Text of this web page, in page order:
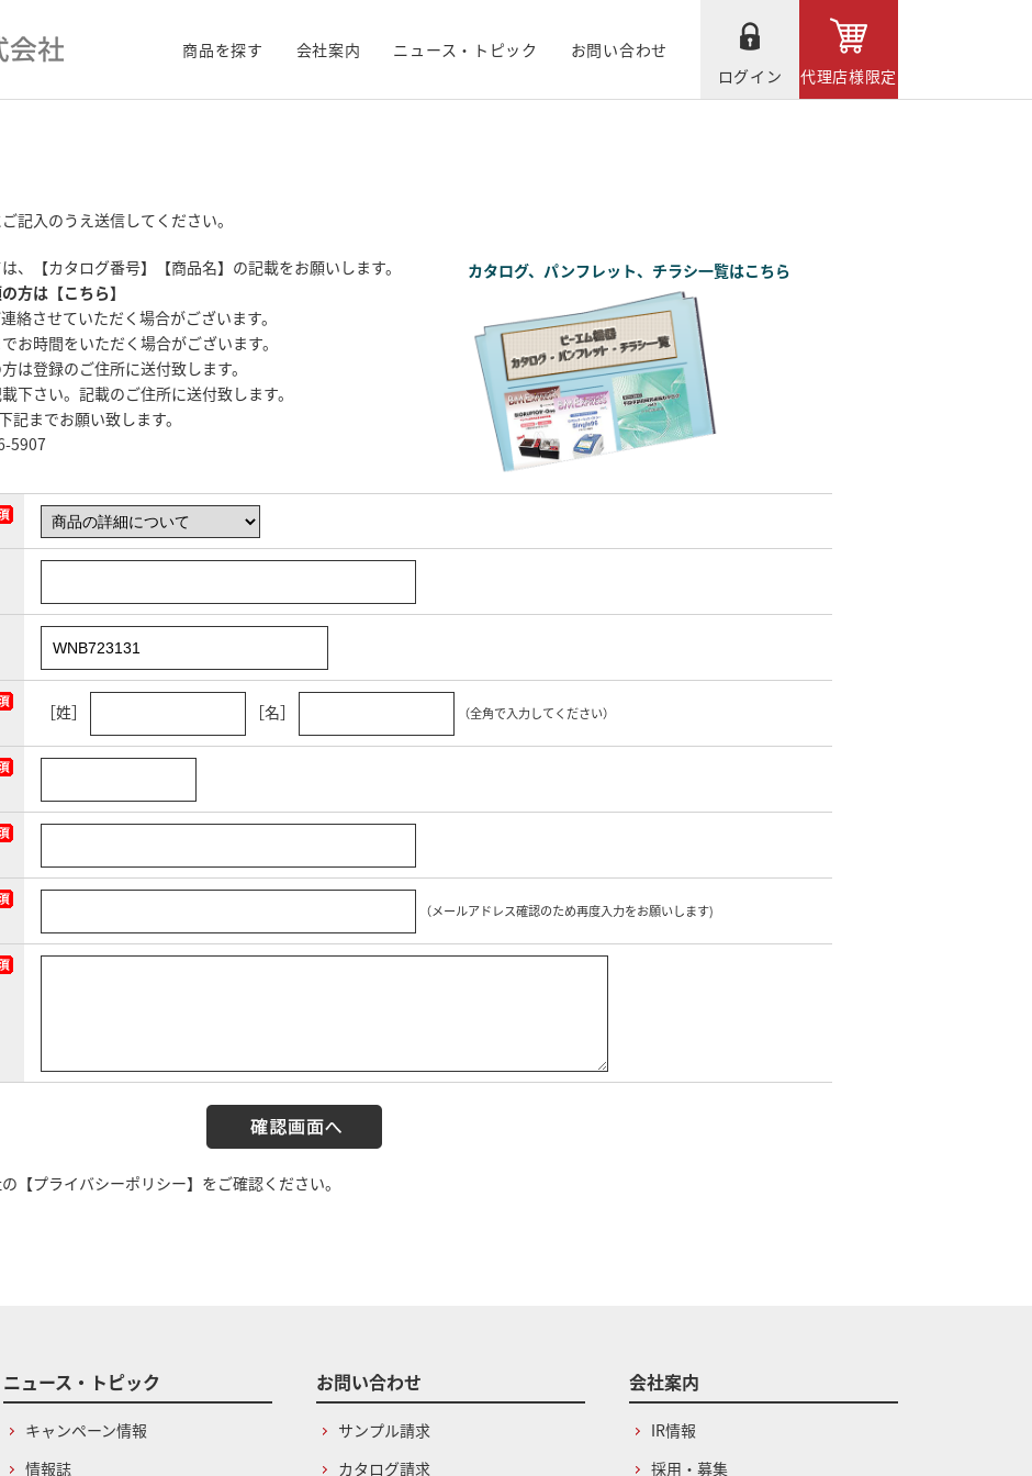
商品を探す 会社案内 ニュース・トピック
お問い合わせ
ログイン
代理店様限定
記入のうえ送信してください。
、【カタログ番号】【商品名】の記載をお願いします。
方は【こちら】
絡させていただく場合がございます。
お時間をいただく場合がございます。
は登録のご住所に送付致します。
下さい。記載のご住所に送付致します。
記までお願い致します。
5907
カタログ、パンフレット、チラシ一覧はこちら
［姓］ ［名］ （全角で入力してください）
（メールアドレス確認のため再度入力をお願いします)
【プライバシーポリシー】 をご確認ください。
ニュース・トピック
キャンペーン情報
情報誌
お問い合わせ
サンプル請求
カタログ請求
会社案内
IR情報
採用・募集